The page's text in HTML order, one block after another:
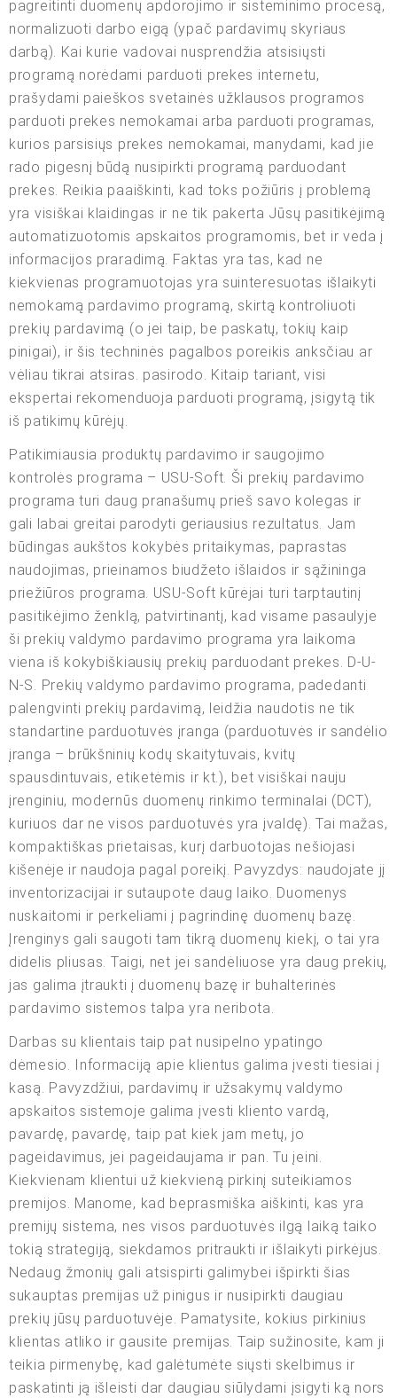
pagreitinti duomenų apdorojimo ir sisteminimo procesą,
normalizuoti darbo eigą (ypač pardavimų skyriaus
darbą). Kai kurie vadovai nusprendžia atsisiųsti
programą norėdami parduoti prekes internetu,
prašydami paieškos svetainės užklausos programos
parduoti prekes nemokamai arba parduoti programas,
kurios parsisiųs prekes nemokamai, manydami, kad jie
rado pigesnį būdą nusipirkti programą parduodant
prekes. Reikia paaiškinti, kad toks požiūris į problemą
yra visiškai klaidingas ir ne tik pakerta Jūsų pasitikėjimą
automatizuotomis apskaitos programomis, bet ir veda į
informacijos praradimą. Faktas yra tas, kad ne
kiekvienas programuotojas yra suinteresuotas išlaikyti
nemokamą pardavimo programą, skirtą kontroliuoti
prekių pardavimą (o jei taip, be paskatų, tokių kaip
pinigai), ir šis techninės pagalbos poreikis anksčiau ar
vėliau tikrai atsiras. pasirodo. Kitaip tariant, visi
ekspertai rekomenduoja parduoti programą, įsigytą tik
iš patikimų kūrėjų.
Patikimiausia produktų pardavimo ir saugojimo
kontrolės programa – USU-Soft. Ši prekių pardavimo
programa turi daug pranašumų prieš savo kolegas ir
gali labai greitai parodyti geriausius rezultatus. Jam
būdingas aukštos kokybės pritaikymas, paprastas
naudojimas, prieinamos biudžeto išlaidos ir sąžininga
priežiūros programa. USU-Soft kūrėjai turi tarptautinį
pasitikėjimo ženklą, patvirtinantį, kad visame pasaulyje
ši prekių valdymo pardavimo programa yra laikoma
viena iš kokybiškiausių prekių parduodant prekes. D-U-
N-S. Prekių valdymo pardavimo programa, padedanti
palengvinti prekių pardavimą, leidžia naudotis ne tik
standartine parduotuvės įranga (parduotuvės ir sandėlio
įranga – brūkšninių kodų skaitytuvais, kvitų
spausdintuvais, etiketėmis ir kt.), bet visiškai nauju
įrenginiu, modernūs duomenų rinkimo terminalai (DCT),
kuriuos dar ne visos parduotuvės yra įvaldę). Tai mažas,
kompaktiškas prietaisas, kurį darbuotojas nešiojasi
kišenėje ir naudoja pagal poreikį. Pavyzdys: naudojate jį
inventorizacijai ir sutaupote daug laiko. Duomenys
nuskaitomi ir perkeliami į pagrindinę duomenų bazę.
Įrenginys gali saugoti tam tikrą duomenų kiekį, o tai yra
didelis pliusas. Taigi, net jei sandėliuose yra daug prekių,
jas galima įtraukti į duomenų bazę ir buhalterinės
pardavimo sistemos talpa yra neribota.
Darbas su klientais taip pat nusipelno ypatingo
dėmesio. Informaciją apie klientus galima įvesti tiesiai į
kasą. Pavyzdžiui, pardavimų ir užsakymų valdymo
apskaitos sistemoje galima įvesti kliento vardą,
pavardę, pavardę, taip pat kiek jam metų, jo
pageidavimus, jei pageidaujama ir pan. Tu įeini.
Kiekvienam klientui už kiekvieną pirkinį suteikiamos
premijos. Manome, kad beprasmiška aiškinti, kas yra
premijų sistema, nes visos parduotuvės ilgą laiką taiko
tokią strategiją, siekdamos pritraukti ir išlaikyti pirkėjus.
Nedaug žmonių gali atsispirti galimybei išpirkti šias
sukauptas premijas už pinigus ir nusipirkti daugiau
prekių jūsų parduotuvėje. Pamatysite, kokius pirkinius
klientas atliko ir gausite premijas. Taip sužinosite, kam ji
teikia pirmenybę, kad galėtumėte siųsti skelbimus ir
paskatinti ją išleisti dar daugiau siūlydami įsigyti ką nors